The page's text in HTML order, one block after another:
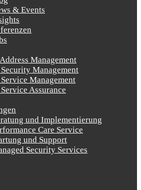
& Events
Management
Management
Management
Assurance
und Implementierung
Care Service
und Support
Security Services